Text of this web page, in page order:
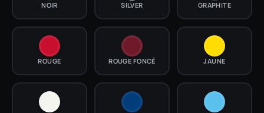
NOIR SILVER GRAPHITE
ROUGE ROUGE FONCÉ JAUNE